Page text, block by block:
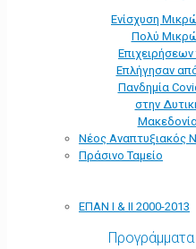
Ενίσχυση
Πολύ
Επλήγησαν
Πανδημία
στην
Μακεδονία
Νέος Αναπτυξιακός
Πράσινο Ταμείο
ΕΠΑΝ Ι & ΙΙ 2000-2013